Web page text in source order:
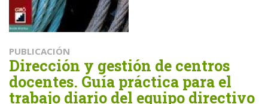
PUBLICACIÓN
Dirección y gestión de centros
docentes. Guía práctica para el
trabajo diario del equipo directivo